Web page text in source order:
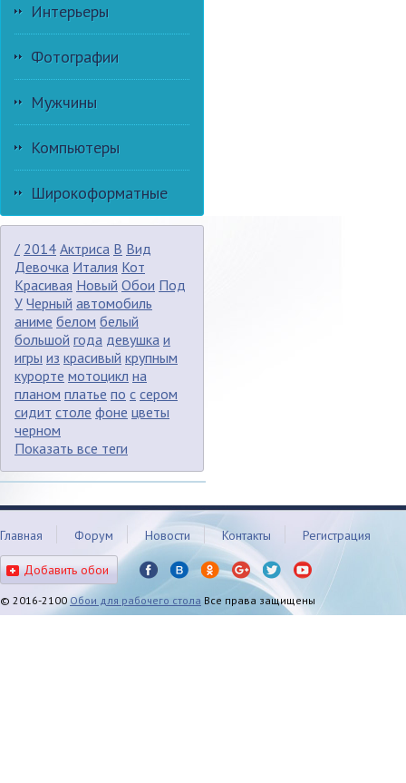
Интерьеры
Фотографии
Мужчины
Компьютеры
Широкоформатные
/ 2014 Актриса В Вид
Девочка Италия Кот
Красивая Новый Обои Под
У Черный автомобиль
аниме белом белый
большой года девушка и
игры из красивый крупным
курорте мотоцикл на
планом платье по с сером
сидит столе фоне цветы
черном
Показать все теги
Главная Форум Новости Контакты Регистрация
Добавить обои
© 2016-2100Обои для рабочего стола Все права защищены